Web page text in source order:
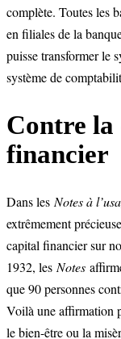
complète. Toutes les
en filiales de la
puisse transformer le
système de
Contre
financier
Dans les Notes à
extrêmement
capital financier sur
1932, les Notes
que 90 personnes
Voilà une affirmation
le bien-être ou la